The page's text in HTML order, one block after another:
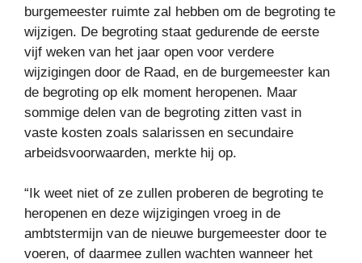
burgemeester ruimte zal hebben om de begroting te
wijzigen. De begroting staat gedurende de eerste
vijf weken van het jaar open voor verdere
wijzigingen door de Raad, en de burgemeester kan
de begroting op elk moment heropenen. Maar
sommige delen van de begroting zitten vast in
vaste kosten zoals salarissen en secundaire
arbeidsvoorwaarden, merkte hij op.
“Ik weet niet of ze zullen proberen de begroting te
heropenen en deze wijzigingen vroeg in de
ambtstermijn van de nieuwe burgemeester door te
voeren, of daarmee zullen wachten wanneer het